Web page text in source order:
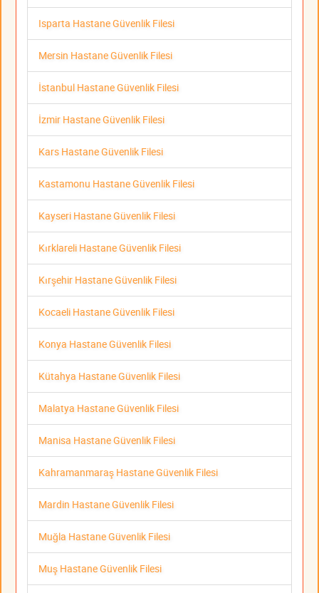
Isparta Hastane Güvenlik Filesi
Mersin Hastane Güvenlik Filesi
İstanbul Hastane Güvenlik Filesi
İzmir Hastane Güvenlik Filesi
Kars Hastane Güvenlik Filesi
Kastamonu Hastane Güvenlik Filesi
Kayseri Hastane Güvenlik Filesi
Kırklareli Hastane Güvenlik Filesi
Kırşehir Hastane Güvenlik Filesi
Kocaeli Hastane Güvenlik Filesi
Konya Hastane Güvenlik Filesi
Kütahya Hastane Güvenlik Filesi
Malatya Hastane Güvenlik Filesi
Manisa Hastane Güvenlik Filesi
Kahramanmaraş Hastane Güvenlik Filesi
Mardin Hastane Güvenlik Filesi
Muğla Hastane Güvenlik Filesi
Muş Hastane Güvenlik Filesi